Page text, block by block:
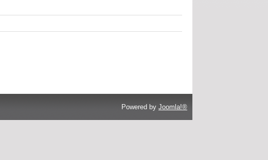
Powered by Joomla!®